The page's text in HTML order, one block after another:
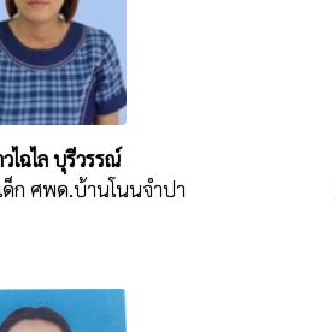
ไฉไล บุรีวรรณ์
ด็ก ศพด.บ้านโนนจำปา